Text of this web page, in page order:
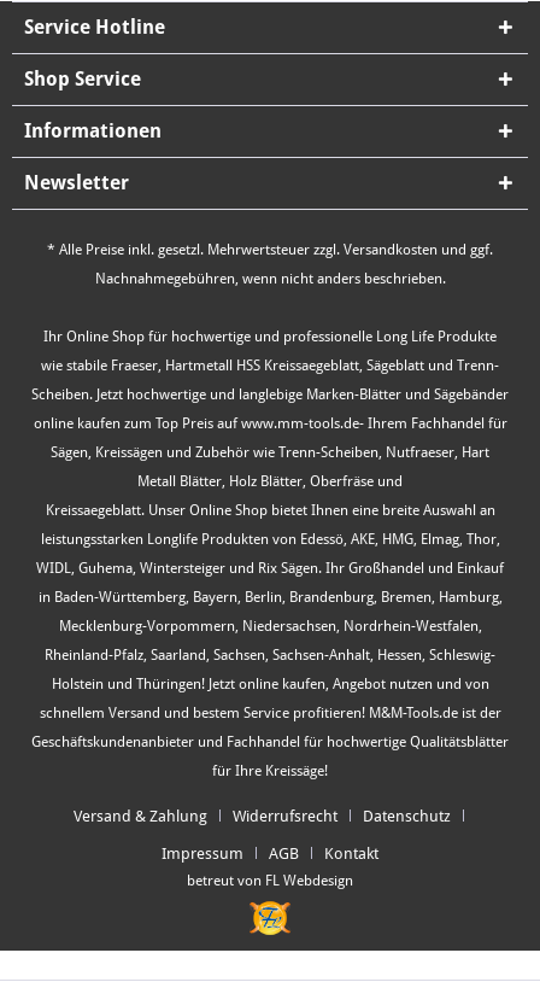
Service Hotline
Shop Service
Informationen
Newsletter
* Alle Preise inkl. gesetzl. Mehrwertsteuer zzgl. Versandkosten und ggf.
Nachnahmegebühren, wenn nicht anders beschrieben.
Ihr Online Shop für hochwertige und professionelle Long Life Produkte
wie stabile Fraeser, Hartmetall HSS Kreissaegeblatt, Sägeblatt und Trenn-
Scheiben. Jetzt hochwertige und langlebige Marken-Blätter und Sägebänder
online kaufen zum Top Preis auf www.mm-tools.de- Ihrem Fachhandel für
Sägen, Kreissägen und Zubehör wie Trenn-Scheiben, Nutfraeser, Hart
Metall Blätter, Holz Blätter, Oberfräse und
Kreissaegeblatt. Unser Online Shop bietet Ihnen eine breite Auswahl an
leistungsstarken Longlife Produkten von Edessö, AKE, HMG, Elmag, Thor,
WIDL, Guhema, Wintersteiger und Rix Sägen. Ihr Großhandel und Einkauf
in Baden-Württemberg, Bayern, Berlin, Brandenburg, Bremen, Hamburg,
Mecklenburg-Vorpommern, Niedersachsen, Nordrhein-Westfalen,
Rheinland-Pfalz, Saarland, Sachsen, Sachsen-Anhalt, Hessen, Schleswig-
Holstein und Thüringen! Jetzt online kaufen, Angebot nutzen und von
schnellem Versand und bestem Service profitieren! M&M-Tools.de ist der
Geschäftskundenanbieter und Fachhandel für hochwertige Qualitätsblätter
für Ihre Kreissäge!
Versand & Zahlung Widerrufsrecht Datenschutz
Impressum AGB Kontakt
betreut von FL Webdesign